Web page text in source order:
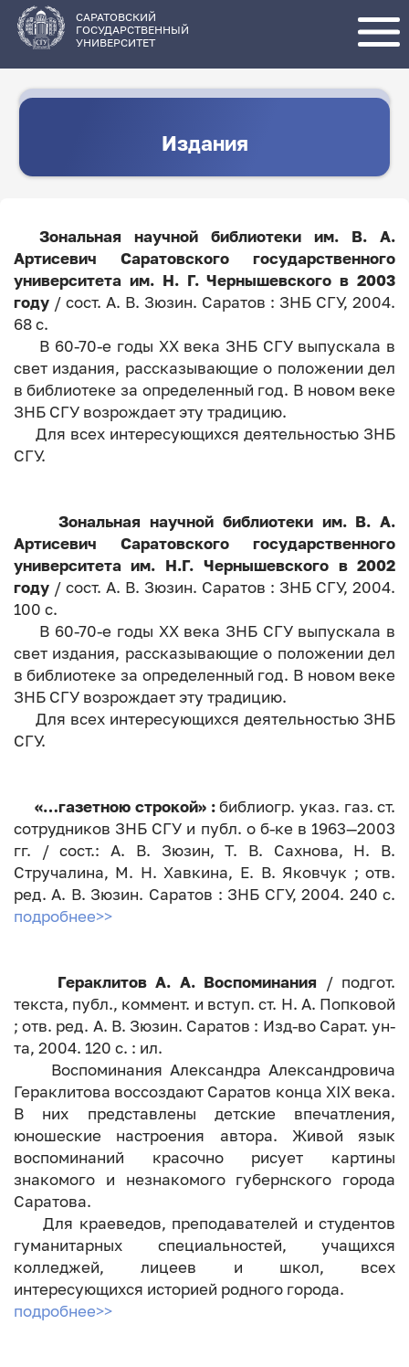
основному
содержанию
САРАТОВСКИЙ
ГОСУДАРСТВЕННЫЙ
УНИВЕРСИТЕТ
Издания
Зональная научной библиотеки им. В. А.
Артисевич Саратовского государственного
университета им. Н. Г. Чернышевского в 2003
году/ сост. А. В. Зюзин. Саратов : ЗНБ СГУ, 2004.
68 с.
В 60-70-е годы XX века ЗНБ СГУ выпускала в
свет издания, рассказывающие о положении дел
в библиотеке за определенный год. В новом веке
ЗНБ СГУ возрождает эту традицию.
Для всех интересующихся деятельностью ЗНБ
СГУ.
Зональная научной библиотеки им. В. А.
Артисевич Саратовского государственного
университета им. Н.Г. Чернышевского в 2002
году/ сост. А. В. Зюзин. Саратов : ЗНБ СГУ, 2004.
100 с.
В 60-70-е годы XX века ЗНБ СГУ выпускала в
свет издания, рассказывающие о положении дел
в библиотеке за определенный год. В новом веке
ЗНБ СГУ возрождает эту традицию.
Для всех интересующихся деятельностью ЗНБ
СГУ.
«…газетною строкой» :библиогр. указ. газ. ст.
сотрудников ЗНБ СГУ и публ. о б-ке в 1963—2003
гг. / сост.: А. В. Зюзин, Т. В. Сахнова, Н. В.
Стручалина, М. Н. Хавкина, Е. В. Яковчук ; отв.
ред. А. В. Зюзин. Саратов : ЗНБ СГУ, 2004. 240 с.
подробнее>>
Гераклитов А. А. Воспоминания
/ подгот.
текста, публ., коммент. и вступ. ст. Н. А. Попковой
; отв. ред. А. В. Зюзин. Саратов : Изд-во Сарат. ун-
та, 2004. 120 с. : ил.
Воспоминания Александра Александровича
Гераклитова воссоздают Саратов конца XIX века.
В них представлены детские впечатления,
юношеские настроения автора. Живой язык
воспоминаний красочно рисует картины
знакомого и незнакомого губернского города
Саратова.
Для краеведов, преподавателей и студентов
гуманитарных специальностей, учащихся
колледжей, лицеев и школ, всех
интересующихся историей родного города.
подробнее>>